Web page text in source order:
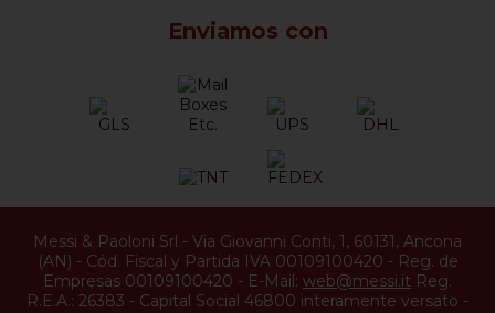
Enviamos con
Messi & Paoloni Srl - Via Giovanni Conti, 1, 60131, Ancona
(AN) - Cód. Fiscal y Partida IVA 00109100420 - Reg. de
Empresas 00109100420 - E-Mail: web@messi.it Reg.
R.E.A.: 26383 - Capital Social 46800 interamente versato -